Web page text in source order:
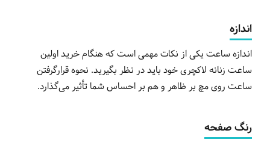
اندازه
اندازه ساعت یکی از نکات مهمی است که هنگام خرید اولین
ساعت زنانه لاکچری خود باید در نظر بگیرید. نحوه قرارگرفتن
ساعت روی مچ بر ظاهر و هم بر احساس شما تأثیر می‌گذارد.
رنگ صفحه